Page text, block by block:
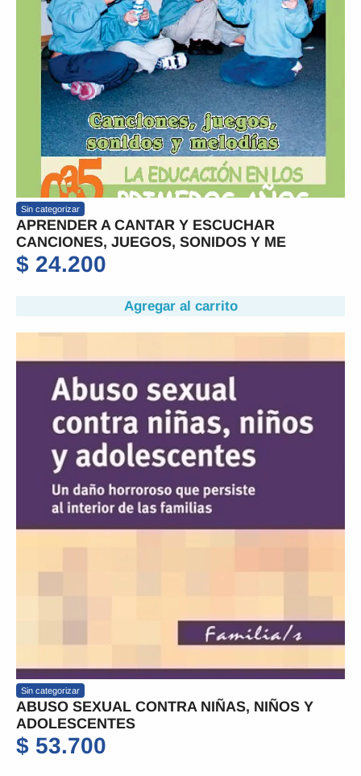
Sin categorizar
APRENDER A CANTAR Y ESCUCHAR
CANCIONES, JUEGOS, SONIDOS Y ME
$ 24.200
Agregar al carrito
Sin categorizar
ABUSO SEXUAL CONTRA NIÑAS, NIÑOS Y
ADOLESCENTES
$ 53.700